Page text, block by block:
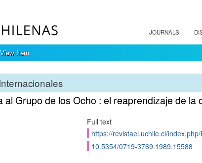
JOURNALS
View Item
al Grupo de los Ocho : el reaprendizaje de
Full text
https://revistaei.uchile.cl/
10.5354/0719-3769.1989.15588